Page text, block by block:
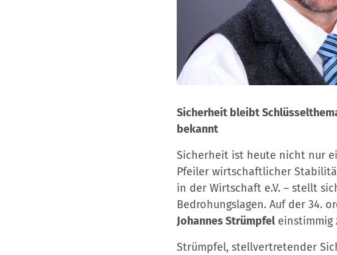
Sicherheit bleibt
bekannt
Sicherheit ist heute nicht nur
Pfeiler wirtschaftlicher
in der Wirtschaft e.V. – stellt
Bedrohungslagen. Auf der 34.
Johannes Strümpfeleinstimmig
Strümpfel, stellvertretender